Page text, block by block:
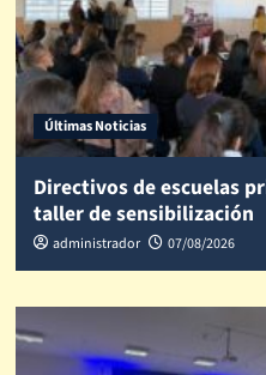
Últimas Noticias
Directivos de escuelas
taller de sensibilización
administrador 07/08/2026